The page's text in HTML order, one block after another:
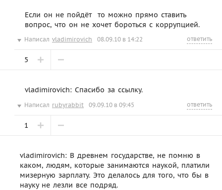
Если он не пойдёт  то можно прямо ставить
вопрос, что он не хочет бороться с коррупцией.
Написал vladimirovich 08.09.10 в 14:22 ответить
5
vladimirovich: Спасибо за ссылку.
Написал rubyrabbit 09.09.10 в 09:45 ответить
1
vladimirovich: В древнем государстве, не помню в
каком, людям, которые занимаются наукой, платили
мизерную зарплату. Это делалось для того, что бы в
науку не лезли все подряд.